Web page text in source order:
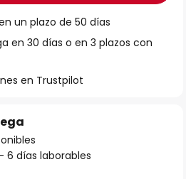
un plazo de 50 días
en 30 días o en 3 plazos con
en Trustpilot
6 días laborables